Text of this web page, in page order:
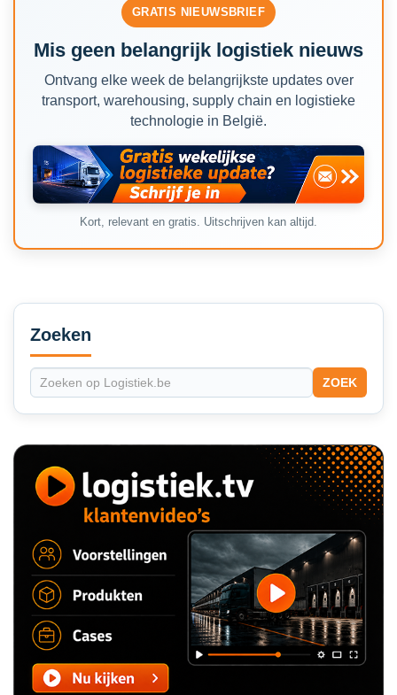
GRATIS NIEUWSBRIEF
Mis geen belangrijk logistiek nieuws
Ontvang elke week de belangrijkste updates over
transport, warehousing, supply chain en logistieke
technologie in België.
Kort, relevant en gratis. Uitschrijven kan altijd.
Secondary
Sidebar
Zoeken
ZOEK